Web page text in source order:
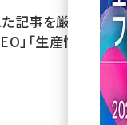
記事を厳選して
」「生産性向